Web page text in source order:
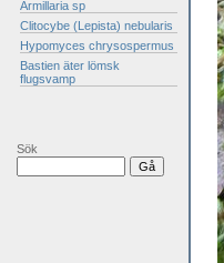
Armillaria sp
Clitocybe (Lepista) nebularis
Hypomyces chrysospermus
Bastien äter lömsk
flugsvamp
Sök